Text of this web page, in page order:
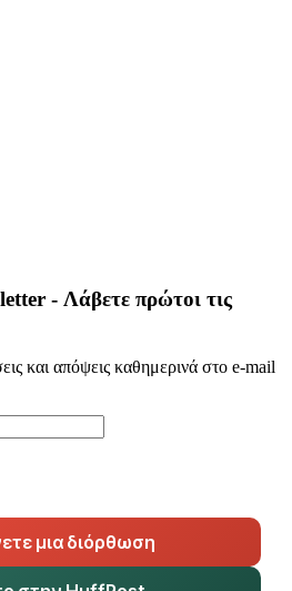
- Λάβετε πρώτοι τις
και απόψεις καθημερινά στο e-mail
μια διόρθωση